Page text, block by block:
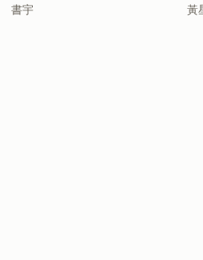
書宇